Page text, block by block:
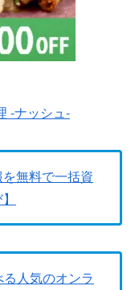
-ナッシュ-
無料で一括資
人気のオンラ